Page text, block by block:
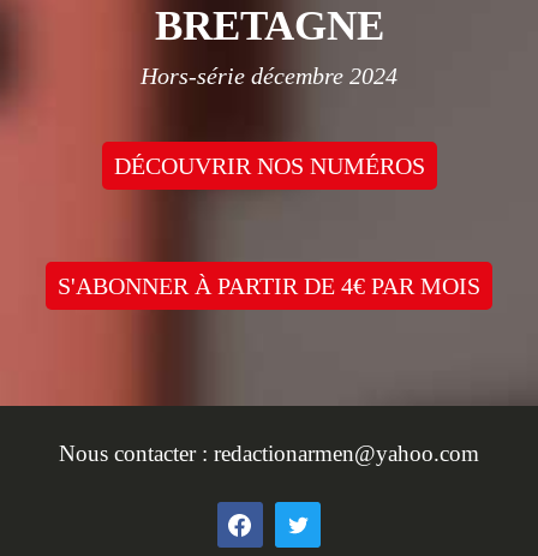
BRETAGNE
Hors-série décembre 2024
DÉCOUVRIR NOS NUMÉROS
S'ABONNER À PARTIR DE 4€ PAR MOIS
Nous contacter : redactionarmen@yahoo.com